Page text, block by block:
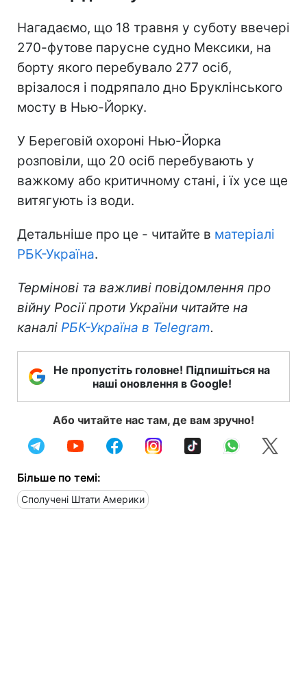
Нагадаємо, що 18 травня у суботу ввечері
270-футове парусне судно Мексики, на
борту якого перебувало 277 осіб,
врізалося і подряпало дно Бруклінського
мосту в Нью-Йорку.
У Береговій охороні Нью-Йорка
розповіли, що 20 осіб перебувають у
важкому або критичному стані, і їх усе ще
витягують із води.
Детальніше про це - читайте в матеріалі
РБК-Україна.
Термінові та важливі повідомлення про
війну Росії проти України читайте на
каналі РБК-Україна в Telegram.
Не пропустіть головне! Підпишіться на
наші оновлення в Google!
Або читайте нас там, де вам зручно!
Більше по темі:
Сполучені Штати Америки